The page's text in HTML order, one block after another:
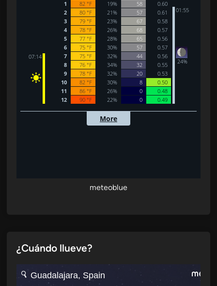
meteoblue
¿Cuándo llueve?